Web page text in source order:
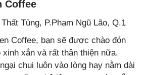
Coffee
Tùng, P.Phạm Ngũ Lão, Q.1
Coffee, bạn sẽ được chào đón
xắn và rất thân thiện nữa.
chui luôn vào lòng hay nằm dài